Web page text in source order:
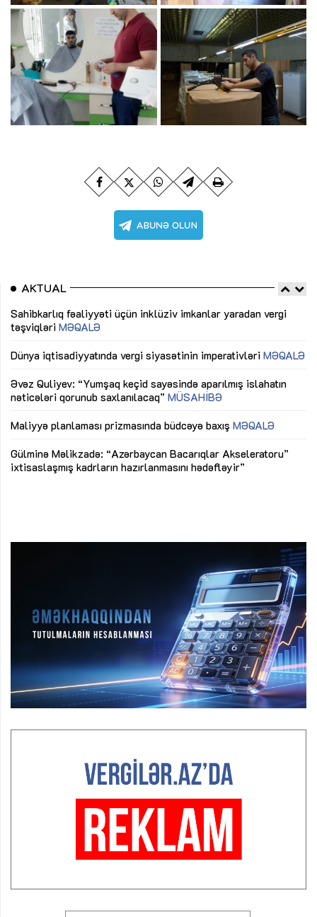
AKTUAL
Sahibkarlıq fəaliyyəti üçün inklüziv imkanlar yaradan vergi
təşviqləri MƏQALƏ
Dünya iqtisadiyyatında vergi siyasətinin imperativləri MƏQALƏ
Əvəz Quliyev: “Yumşaq keçid sayəsində aparılmış islahatın
nəticələri qorunub saxlanılacaq” MÜSAHİBƏ
Maliyyə planlaması prizmasında büdcəyə baxış MƏQALƏ
Gülminə Məlikzadə: “Azərbaycan Bacarıqlar Akseleratoru”
ixtisaslaşmış kadrların hazırlanmasını hədəfləyir”